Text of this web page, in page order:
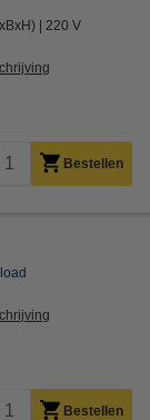
220 V
Bestellen
Bestellen